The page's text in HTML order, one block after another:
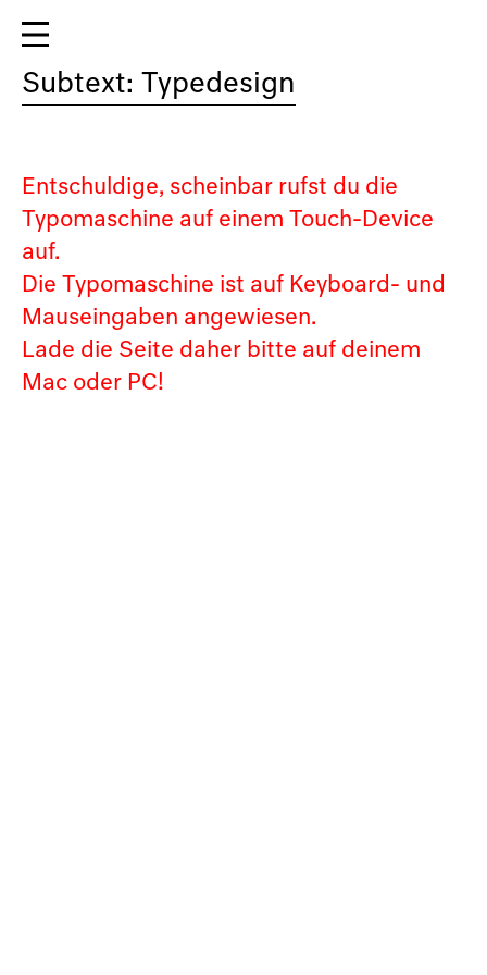
Subtext: Typedesign
Entschuldige, scheinbar rufst du die
Typomaschine auf einem Touch-Device
auf.
Die Typomaschine ist auf Keyboard- und
Mauseingaben angewiesen.
Lade die Seite daher bitte auf deinem
Mac oder PC!